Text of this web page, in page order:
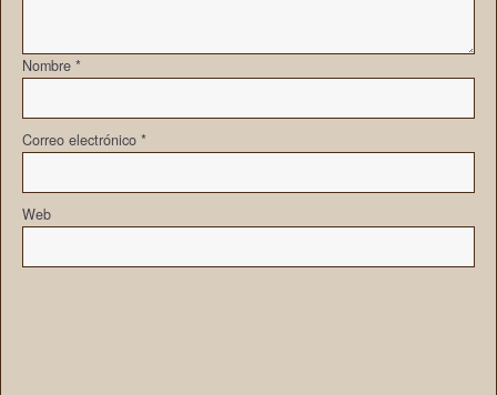
Nombre *
Correo electrónico *
Web